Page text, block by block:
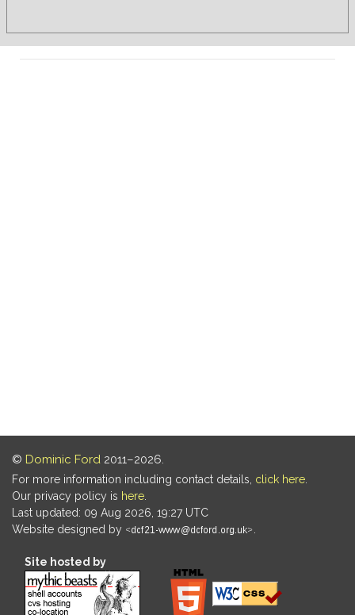
© Dominic Ford 2011–2026.
For more information including contact details, click here
Our privacy policy is here
Last updated: 09 Aug 2026, 19:27 UTC
Website designed by
Site hosted by